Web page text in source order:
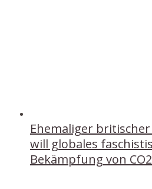
Ehemaliger
will globales
Bekämpfung von CO2